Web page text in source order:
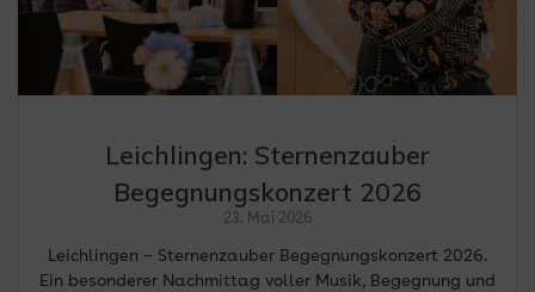
Leichlingen: Sternenzauber
Begegnungskonzert 2026
23. Mai 2026
Leichlingen – Sternenzauber Begegnungskonzert 2026.
Ein besonderer Nachmittag voller Musik, Begegnung und